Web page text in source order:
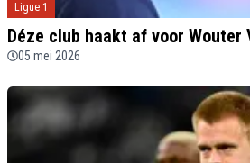
Ligue 1
Déze club haakt af voor Wouter
05 mei 2026